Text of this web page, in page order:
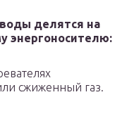
делятся на
энергоносителю:
сжиженный газ.